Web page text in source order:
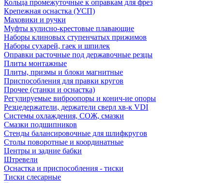
Кольца промежуточные к оправкам для фрез
Крепежная оснастка (УСП)
Маховики и ручки
Муфты кулисно-крестовые плавающие
Наборы клиновых ступенчатых прижимов
Наборы сухарей, гаек и шпилек
Оправки расточные под державочные резцы
Плиты монтажные
Плиты, призмы и блоки магнитные
Приспособления для правки кругов
Прочее (станки и оснастка)
Регулируемые виброопоры и конич-ие опоры
Резцедержатели, держатели сверл хв-к VDI
Системы охлаждения, СОЖ, смазки
Смазки подшипников
Стенды балансировочные для шлифкругов
Столы поворотные и координатные
Центры и задние бабки
Штревели
Оснастка и приспособления - тиски
Тиски слесарные